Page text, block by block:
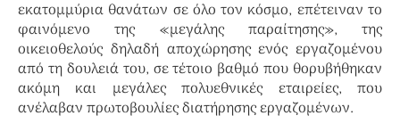
εκατομμύρια θανάτων σε όλο τον κόσμο, επέτειναν το
φαινόμενο της «μεγάλης παραίτησης», της
οικειοθελούς δηλαδή αποχώρησης ενός εργαζομένου
από τη δουλειά του, σε τέτοιο βαθμό που θορυβήθηκαν
ακόμη και μεγάλες πολυεθνικές εταιρείες, που
ανέλαβαν πρωτοβουλίες διατήρησης εργαζομένων.